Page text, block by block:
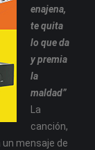
enajena,
te quita
lo que da
y premia
la
maldad”
La
canción,
un mensaje de